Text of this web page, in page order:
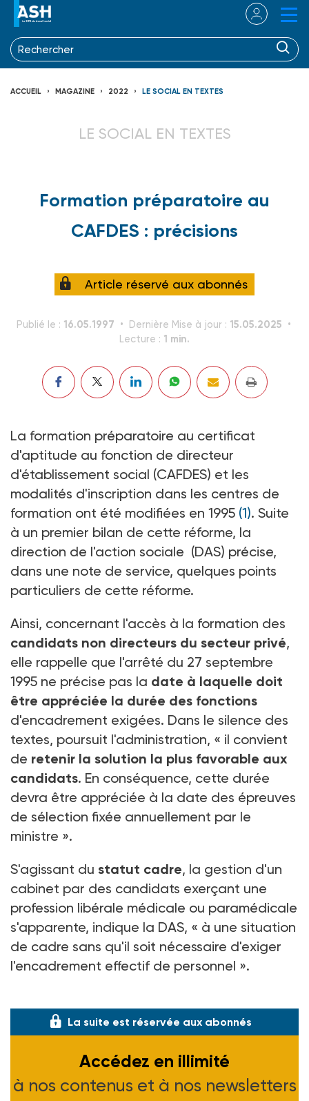
ACCUEIL MAGAZINE 2022 LE SOCIAL EN TEXTES
LE SOCIAL EN TEXTES
Formation préparatoire au
CAFDES : précisions
Article réservé aux abonnés
Publié le : 16.05.1997 Dernière Mise à jour : 15.05.2025
Lecture : 1 min.
La formation préparatoire au certificat
d'aptitude au fonction de directeur
d'établissement social (CAFDES) et les
modalités d'inscription dans les centres de
formation ont été modifiées en 1995 (1). Suite
à un premier bilan de cette réforme, la
direction de l'action sociale (DAS) précise,
dans une note de service, quelques points
particuliers de cette réforme.
Ainsi, concernant l'accès à la formation des
candidats non directeurs du secteur privé,
elle rappelle que l'arrêté du 27 septembre
1995 ne précise pas la date à laquelle doit
être appréciée la durée des fonctions
d'encadrement exigées. Dans le silence des
textes, poursuit l'administration, « il convient
de retenir la solution la plus favorable aux
candidats. En conséquence, cette durée
devra être appréciée à la date des épreuves
de sélection fixée annuellement par le
ministre ».
S'agissant du statut cadre, la gestion d'un
cabinet par des candidats exerçant une
profession libérale médicale ou paramédicale
s'apparente, indique la DAS, « à une situation
de cadre sans qu'il soit nécessaire d'exiger
l'encadrement effectif de personnel ».
La suite est réservée aux abonnés
Accédez en illimité
à nos contenus et à nos newsletters